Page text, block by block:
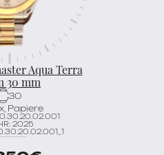
Aqua Terra
30 mm
30
Papiere
2025